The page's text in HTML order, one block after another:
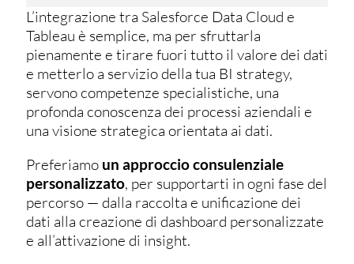
L’integrazione tra Salesforce Data Cloud e
Tableau è semplice, ma per sfruttarla
pienamente e tirare fuori tutto il valore dei dati
e metterlo a servizio della tua BI strategy,
servono competenze specialistiche, una
profonda conoscenza dei processi aziendali e
una visione strategica orientata ai dati.
Preferiamo un approccio consulenziale
personalizzato, per supportarti in ogni fase del
percorso — dalla raccolta e unificazione dei
dati alla creazione di dashboard personalizzate
e all’attivazione di insight.